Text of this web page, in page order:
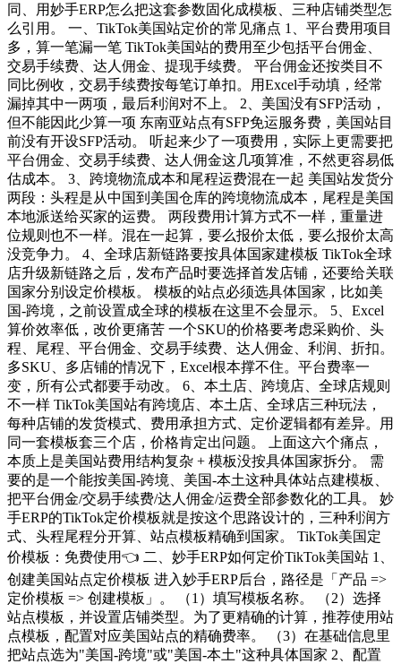
同、用妙手ERP怎么把这套参数固化成模板、三种店铺类型怎
么引用。 一、TikTok美国站定价的常见痛点 1、平台费用项目
多，算一笔漏一笔 TikTok美国站的费用至少包括平台佣金、
交易手续费、达人佣金、提现手续费。 平台佣金还按类目不
同比例收，交易手续费按每笔订单扣。用Excel手动填，经常
漏掉其中一两项，最后利润对不上。 2、美国没有SFP活动，
但不能因此少算一项 东南亚站点有SFP免运服务费，美国站目
前没有开设SFP活动。 听起来少了一项费用，实际上更需要把
平台佣金、交易手续费、达人佣金这几项算准，不然更容易低
估成本。 3、跨境物流成本和尾程运费混在一起 美国站发货分
两段：头程是从中国到美国仓库的跨境物流成本，尾程是美国
本地派送给买家的运费。 两段费用计算方式不一样，重量进
位规则也不一样。混在一起算，要么报价太低，要么报价太高
没竞争力。 4、全球店新链路要按具体国家建模板 TikTok全球
店升级新链路之后，发布产品时要选择首发店铺，还要给关联
国家分别设定价模板。 模板的站点必须选具体国家，比如美
国-跨境，之前设置成全球的模板在这里不会显示。 5、Excel
算价效率低，改价更痛苦 一个SKU的价格要考虑采购价、头
程、尾程、平台佣金、交易手续费、达人佣金、利润、折扣。
多SKU、多店铺的情况下，Excel根本撑不住。平台费率一
变，所有公式都要手动改。 6、本土店、跨境店、全球店规则
不一样 TikTok美国站有跨境店、本土店、全球店三种玩法，
每种店铺的发货模式、费用承担方式、定价逻辑都有差异。用
同一套模板套三个店，价格肯定出问题。 上面这六个痛点，
本质上是美国站费用结构复杂 + 模板没按具体国家拆分。 需
要的是一个能按美国-跨境、美国-本土这种具体站点建模板、
把平台佣金/交易手续费/达人佣金/运费全部参数化的工具。 妙
手ERP的TikTok定价模板就是按这个思路设计的，三种利润方
式、头程尾程分开算、站点模板精确到国家。 TikTok美国定
价模板：免费使用👈 二、妙手ERP如何定价TikTok美国站 1、
创建美国站点定价模板 进入妙手ERP后台，路径是「产品 =>
定价模板 => 创建模板」。 （1）填写模板名称。 （2）选择
站点模板，并设置店铺类型。为了更精确的计算，推荐使用站
点模板，配置对应美国站点的精确费率。 （3）在基础信息里
把站点选为"美国-跨境"或"美国-本土"这种具体国家 2、配置